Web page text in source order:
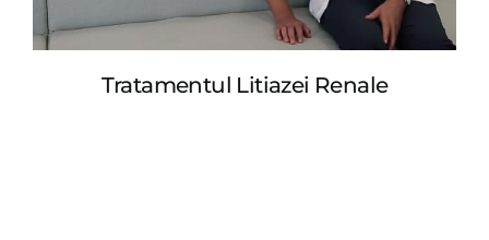
Tratamentul Litiazei Renale